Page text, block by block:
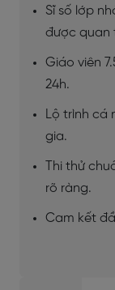
Sĩ số lớp
được quan
Giáo viên
24h.
Lộ trình cá
gia.
Thi thử
rõ ràng.
Cam kết